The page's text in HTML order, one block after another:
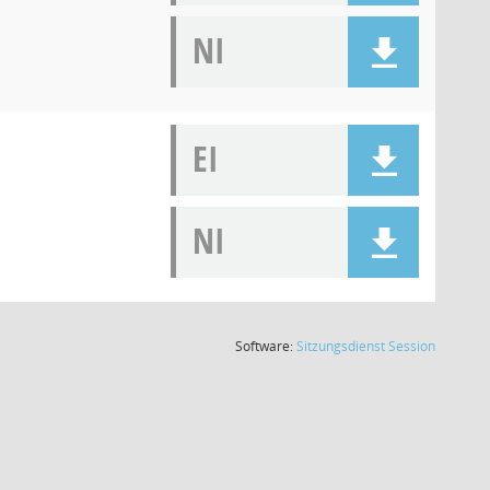
NI
EI
NI
Software:SitzungsdienstSession(Wird in